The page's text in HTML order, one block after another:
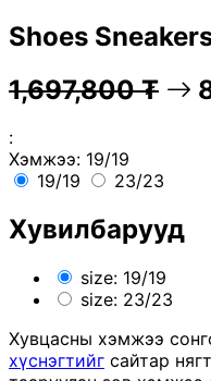
Shoes
1,697,800 ₮
:
Хэмжээ: 19/19
19/19
23/23
Хувилбарууд
size: 19/19
size: 23/23
Хувцасны хэмжээ
хүснэгтийг сайтар